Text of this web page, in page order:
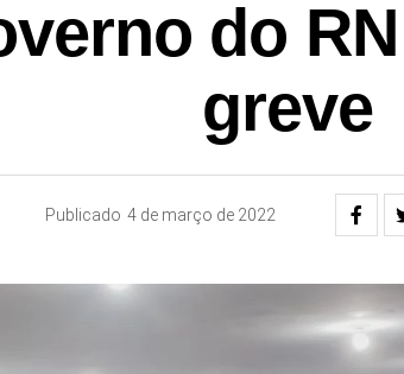
do
greve
Publicado 4 de março de 2022